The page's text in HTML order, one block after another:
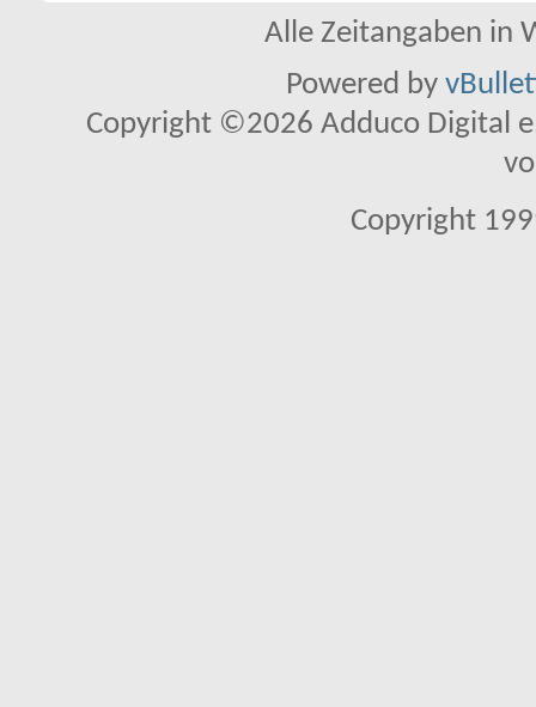
Alle Zeitangaben in
Powered by
Copyright ©2026 Adduco Digital
Copyright